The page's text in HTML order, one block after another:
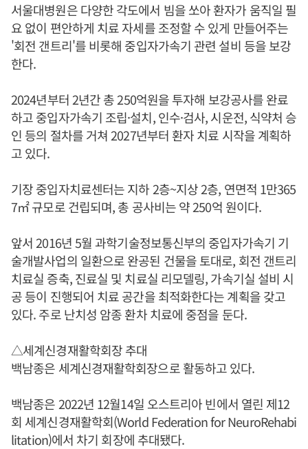
서울대병원은 다양한 각도에서 빔을 쏘아 환자가 움직일 필
요 없이 편안하게 치료 자세를 조정할 수 있게 만들어주는
'회전 갠트리'를 비롯해 중입자가속기 관련 설비 등을 보강
한다.
2024년부터 2년간 총 250억원을 투자해 보강공사를 완료
하고 중입자가속기 조립·설치, 인수·검사, 시운전, 식약처 승
인 등의 절차를 거쳐 2027년부터 환자 치료 시작을 계획하
고 있다.
기장 중입자치료센터는 지하 2층~지상 2층, 연면적 1만365
7㎡ 규모로 건립되며, 총 공사비는 약 250억 원이다.
앞서 2016년 5월 과학기술정보통신부의 중입자가속기 기
술개발사업의 일환으로 완공된 건물을 토대로, 회전 갠트리
치료실 증축, 진료실 및 치료실 리모델링, 가속기실 설비 시
공 등이 진행되어 치료 공간을 최적화한다는 계획을 갖고
있다. 주로 난치성 암종 환차 치료에 중점을 둔다.
△세계신경재활학회장 추대
백남종은 세계신경재활학회장으로 활동하고 있다.
백남종은 2022년 12월14일 오스트리아 빈에서 열린 제12
회 세계신경재활학회(World Federation for NeuroRehabi
litation)에서 차기 회장에 추대됐다.